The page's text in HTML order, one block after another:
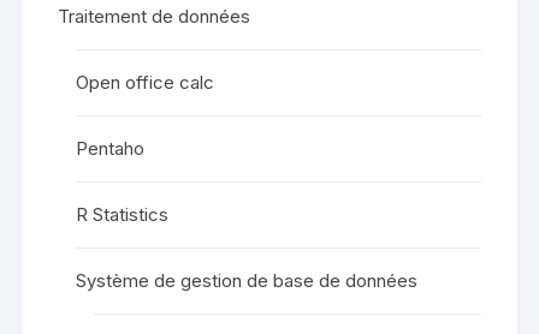
Traitement de données
Open office calc
Pentaho
R Statistics
Système de gestion de base de données